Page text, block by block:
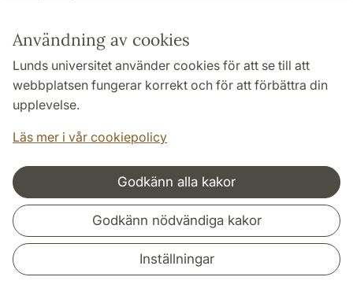
Användning av cookies
Lunds universitet använder cookies för att se till att
webbplatsen fungerar korrekt och för att förbättra din
upplevelse.
Läs mer i vår cookiepolicy
Godkänn alla kakor
Godkänn nödvändiga kakor
Inställningar
Genvägar
Om webbplatsen och cookies
Behandling av personuppgifter
Tillgänglighetsredogörelse
Samarbeten och nätverk